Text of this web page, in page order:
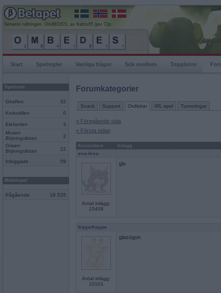
Senaste rullningen, OmBEDES, av Kattis65 gav 72p
Start Spelregler Vanliga frågor Sök medlem Topplistor
Spelrum
Giraffen 32
Krokodilen 0
Elefanten
3
Musen
Böjningslistan
2
Grisen
Böjningslistan
22
Inloggade 59
Mobilspel
Pågående 18 535
Forumkategorier
Snack Support Ordlekar IRL-spel Turneringar
« Föregående sida
« Första sidan
Användare
Inlägg
eva-leva
Antal inlägg:
15408
glo
frippefrappe
Antal inlägg:
10101
glasögon